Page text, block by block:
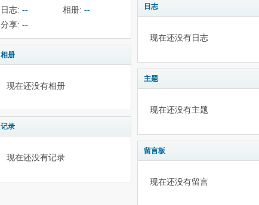
日志: -- 相册: --
分享: --
相册
现在还没有相册
记录
现在还没有记录
日志
现在还没有日志
主题
现在还没有主题
留言板
现在还没有留言